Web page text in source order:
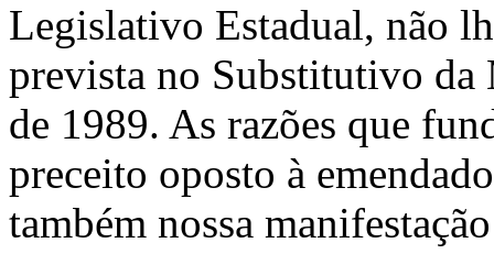
Legislativo Estadual, não
prevista no Substitutivo da
de 1989. As razões que
preceito oposto à
também nossa